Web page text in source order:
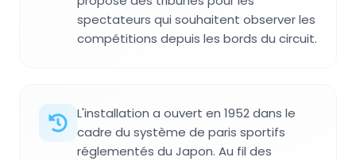
spectateurs qui souhaitent observer les
compétitions depuis les bords du circuit.
L'installation a ouvert en 1952 dans le
cadre du système de paris sportifs
réglementés du Japon. Au fil des